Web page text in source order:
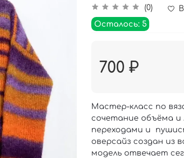
(0)
Осталось: 5
700 ₽
Мастер-класс по
сочетание объёма
переходами и
оверсайз создан из
модель отвечает